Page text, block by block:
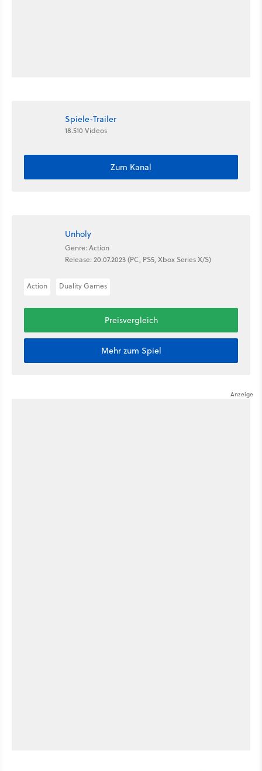
Spiele-Trailer
18.510 Videos
Zum Kanal
Unholy
Genre: Action
Release: 20.07.2023 (PC, PS5, Xbox Series X/S)
Action Duality Games
Preisvergleich
Mehr zum Spiel